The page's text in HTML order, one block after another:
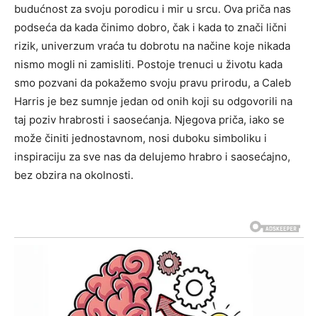
budućnost za svoju porodicu i mir u srcu. Ova priča nas
podseća da kada činimo dobro, čak i kada to znači lični
rizik, univerzum vraća tu dobrotu na načine koje nikada
nismo mogli ni zamisliti. Postoje trenuci u životu kada
smo pozvani da pokažemo svoju pravu prirodu, a Caleb
Harris je bez sumnje jedan od onih koji su odgovorili na
taj poziv hrabrosti i saosećanja. Njegova priča, iako se
može činiti jednostavnom, nosi duboku simboliku i
inspiraciju za sve nas da delujemo hrabro i saosećajno,
bez obzira na okolnosti.